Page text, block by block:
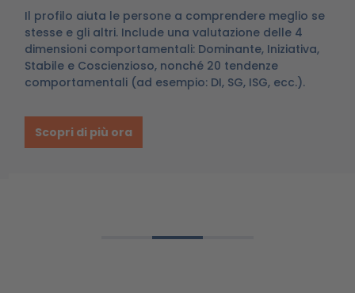
Il profilo aiuta le persone a comprendere meglio se
stesse e gli altri. Include una valutazione delle 4
dimensioni comportamentali: Dominante, Iniziativa,
Stabile e Coscienzioso, nonché 20 tendenze
comportamentali (ad esempio: DI, SG, ISG, ecc.).
Scopri di più ora